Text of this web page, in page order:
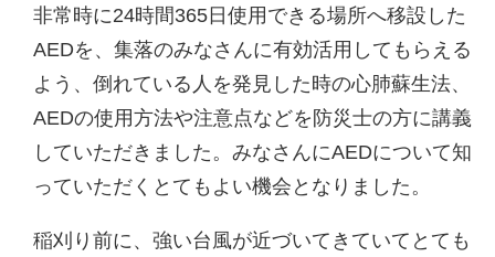
非常時に24時間365日使用できる場所へ移設した
AEDを、集落のみなさんに有効活用してもらえる
よう、倒れている人を発見した時の心肺蘇生法、
AEDの使用方法や注意点などを防災士の方に講義
していただきました。みなさんにAEDについて知
っていただくとてもよい機会となりました。
稲刈り前に、強い台風が近づいてきていてとても